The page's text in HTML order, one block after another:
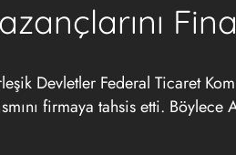
Devletler Federal Ticaret
firmaya tahsis etti.